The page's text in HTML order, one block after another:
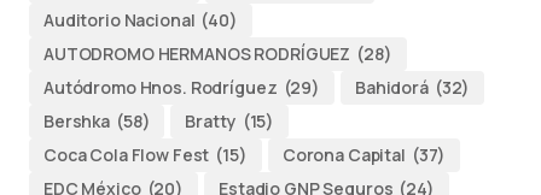
Auditorio Nacional (40)
AUTODROMO HERMANOS RODRÍGUEZ (28)
Autódromo Hnos. Rodríguez (29) Bahidorá (32)
Bershka (58) Bratty (15)
Coca Cola Flow Fest (15) Corona Capital (37)
EDC México (20) Estadio GNP Seguros (24)